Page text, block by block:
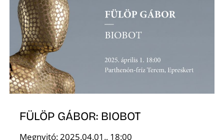
FÜLÖP GÁBOR: BIOBOT
Megnyitó: 2025.04.01., 18:00